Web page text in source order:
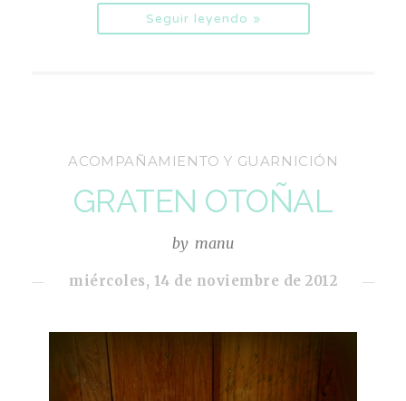
Seguir leyendo »
ACOMPAÑAMIENTO Y GUARNICIÓN
GRATEN OTOÑAL
by manu
miércoles, 14 de noviembre de 2012